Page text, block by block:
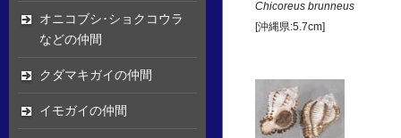
Chicoreus brunneus
[沖縄県:5.7cm]
オニコブシ･ショクコウラ
などの仲間
クダマキガイの仲間
イモガイの仲間